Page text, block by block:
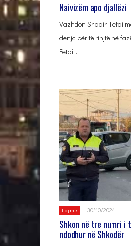
Naivizëm apo djallëzi
Vazhdon Shaqir Fetai
denja për të rinjtë në
Fetai…
Lajme 30/10/2024
Shkon në tre numri i
ndodhur në Shkodër